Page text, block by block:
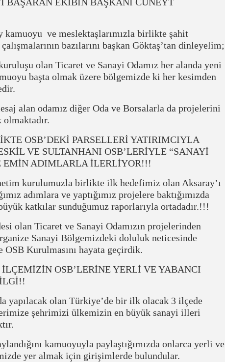
kamuoyu ve meslektaşlarımızla birlikte şahit
bazılarını başkan Göktaş’tan dinleyelim;
olan Ticaret ve Sanayi Odamız her alanda yeni
başta olmak üzere bölgemizde ki her kesimden
alan odamız diğer Oda ve Borsalarla da projelerini
olmaktadır.
OSB’DEKİ PARSELLERİ YATIRIMCIYLA
VE SULTANHANI OSB’LERİYLE “SANAYİ
EMİN ADIMLARLA İLERLİYOR!!!
kurulumuzla birlikte ilk hedefimiz olan Aksaray’ı
adımlara ve yaptığımız projelere baktığımızda
katkılar sunduğumuz raporlarıyla ortadadır.!!!
olan Ticaret ve Sanayi Odamızın projelerinden
Sanayi Bölgemizdeki doluluk neticesinde
Kurulmasını hayata geçirdik.
OSB’LERİNE YERLİ VE YABANCI
yapılacak olan Türkiye’de bir ilk olacak 3 ilçede
şehrimizi ülkemizin en büyük sanayi illeri
kamuoyuyla paylaştığımızda onlarca yerli ve
yer almak için girişimlerde bulundular.